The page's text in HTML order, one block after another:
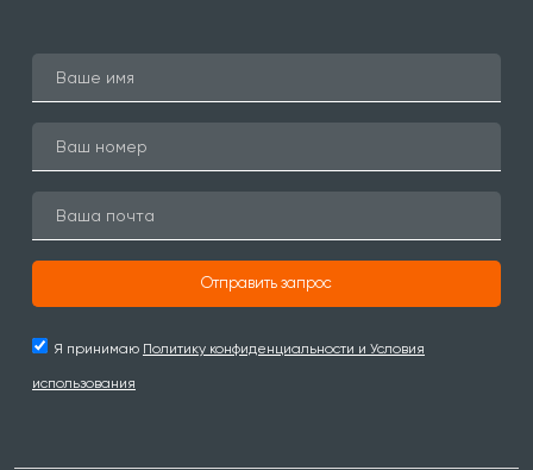
Отправить запрос
Я принимаю Политику конфиденциальности и Условия
использования